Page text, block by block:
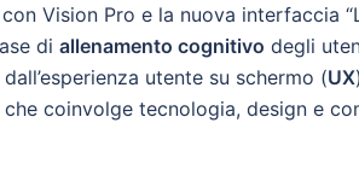
Vision Pro e la nuova interfaccia
di allenamento cognitivo degli
utente su schermo (UX
che coinvolge tecnologia, design e